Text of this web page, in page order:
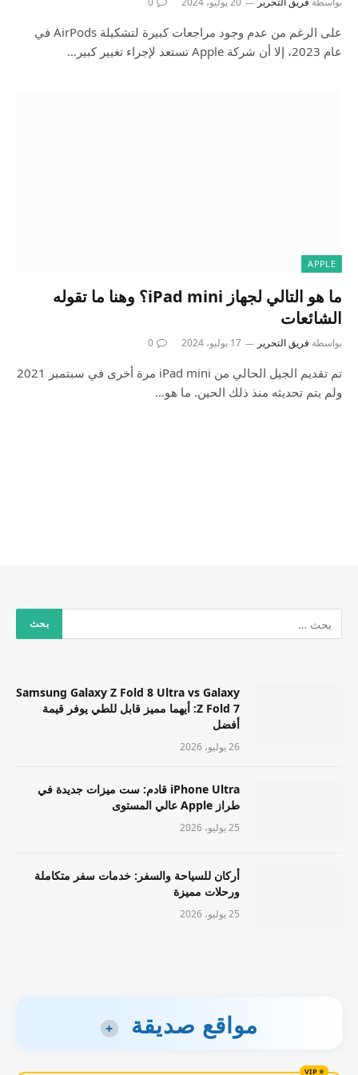
على الرغم من عدم وجود مراجعات كبيرة لتشكيلة AirPods في
عام 2023، إلا أن شركة Apple تستعد لإجراء تغيير كبير…
APPLE
ما هو التالي لجهاز iPad mini؟ وهنا ما تقوله
الشائعات
بواسطة فريق التحرير 17 يوليو، 2024 0
تم تقديم الجيل الحالي من iPad mini مرة أخرى في سبتمبر 2021
ولم يتم تحديثه منذ ذلك الحين. ما هو…
Samsung Galaxy Z Fold 8 Ultra vs Galaxy
Z Fold 7: أيهما مميز قابل للطي يوفر قيمة
أفضل
26 يوليو، 2026
iPhone Ultra قادم: ست ميزات جديدة في
طراز Apple عالي المستوى
25 يوليو، 2026
أركان للسياحة والسفر: خدمات سفر متكاملة
ورحلات مميزة
25 يوليو، 2026
مواقع صديقة +